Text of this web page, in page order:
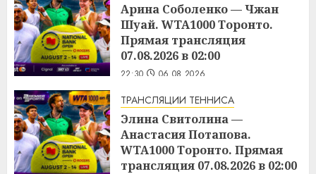
Арина Соболенко — Чжан
Шуай. WTA1000 Торонто.
Прямая трансляция
07.08.2026 в 02:00
22:30 06.08.2026
ТРАНСЛЯЦИИ ТЕННИСА
Элина Свитолина —
Анастасия Потапова.
WTA1000 Торонто. Прямая
трансляция 07.08.2026 в 02:00